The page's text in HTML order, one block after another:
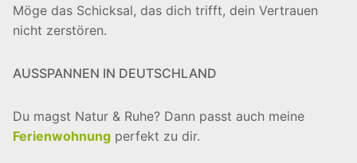
Möge das Schicksal, das dich trifft, dein Vertrauen
nicht zerstören.
AUSSPANNEN IN DEUTSCHLAND
Du magst Natur & Ruhe? Dann passt auch meine
Ferienwohnung perfekt zu dir.